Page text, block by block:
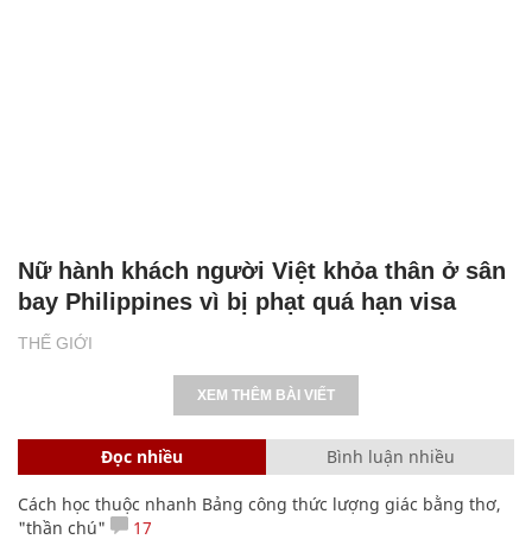
THẾ GIỚI
Nữ hành khách người Việt khỏa thân ở sân
bay Philippines vì bị phạt quá hạn visa
XEM THÊM BÀI VIẾT
Đọc nhiều Bình luận nhiều
Cách học thuộc nhanh Bảng công thức lượng giác bằng thơ,
"thần chú"
17